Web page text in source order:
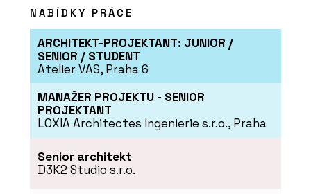
NABÍDKY PRÁCE
ARCHITEKT-PROJEKTANT: JUNIOR /
SENIOR / STUDENT
Atelier VAS, Praha 6
MANAŽER PROJEKTU - SENIOR
PROJEKTANT
LOXIA Architectes Ingenierie s.r.o., Praha
Senior architekt
D3K2 Studio s.r.o.